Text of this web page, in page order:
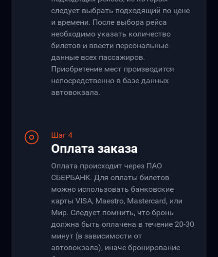
следует выбрать подходящий по цене
и времени. После выбора рейса
необходимо указать количество
билетов и ввести персональные
данные всех пассажиров.
Приобретение мест производится
непосредственно в базе данных
автовокзала.
Шаг 4
Оплата заказа
Оплата происходит через ПАО
СБЕРБАНК. Для оплаты билетов
можно использовать банковские
карты VISA, Maestro, Mastercard, или
Мир. Следует помнить, что бронь
должна быть оплачена в течение 20-30
минут (в зависимости от
автовокзала), иначе бронирование